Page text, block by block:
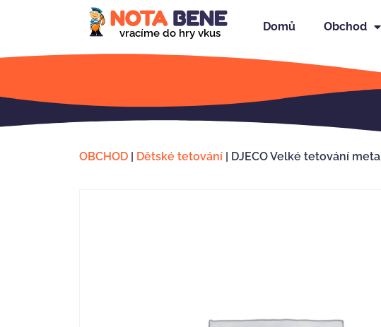
vracíme do hry vkus
Domů Obchod
OBCHOD | Dětské tetování | DJECO Velké tetování